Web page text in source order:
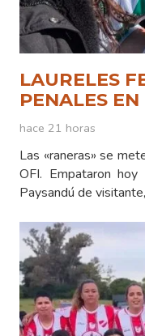
LAURELES
PENALES
hace 21 horas
Las «raneras» se
OFI. Empataron
Paysandú de